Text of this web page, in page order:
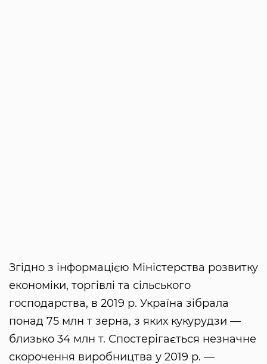
Згідно з інформацією Міністерства розвитку
економіки, торгівлі та сільського
господарства, в 2019 р. Україна зібрала
понад 75 млн т зерна, з яких кукурудзи —
близько 34 млн т. Спостерігається незначне
скорочення виробництва у 2019 р. —